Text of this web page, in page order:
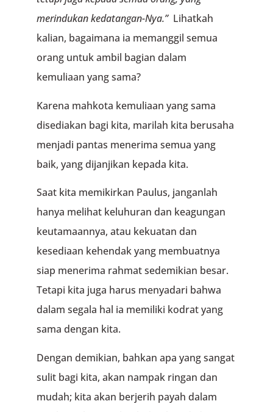
merindukan kedatangan-Nya.” Lihatkah
kalian, bagaimana ia memanggil semua
orang untuk ambil bagian dalam
kemuliaan yang sama?
Karena mahkota kemuliaan yang sama
disediakan bagi kita, marilah kita berusaha
menjadi pantas menerima semua yang
baik, yang dijanjikan kepada kita.
Saat kita memikirkan Paulus, janganlah
hanya melihat keluhuran dan keagungan
keutamaannya, atau kekuatan dan
kesediaan kehendak yang membuatnya
siap menerima rahmat sedemikian besar.
Tetapi kita juga harus menyadari bahwa
dalam segala hal ia memiliki kodrat yang
sama dengan kita.
Dengan demikian, bahkan apa yang sangat
sulit bagi kita, akan nampak ringan dan
mudah; kita akan berjerih payah dalam